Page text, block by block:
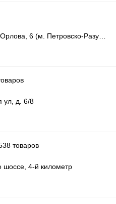
ул, д. 6/8
товаров
шоссе, 4-й километр